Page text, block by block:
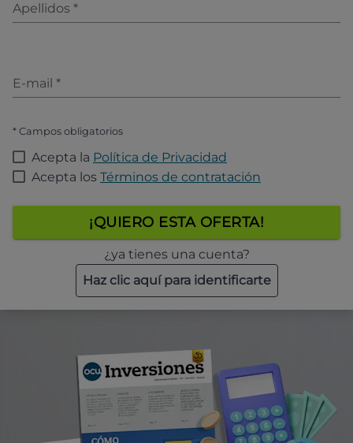
Apellidos *
E-mail *
* Campos obligatorios
Acepta la Política de Privacidad
Acepta los Términos de contratación
¡QUIERO ESTA OFERTA!
¿ya tienes una cuenta?
Haz clic aquí para identificarte